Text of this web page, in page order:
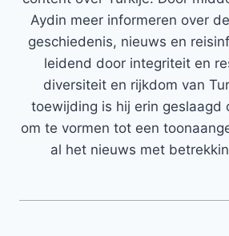
Aydin meer informeren over
geschiedenis, nieuws en
leidend door integriteit en
diversiteit en rijkdom van
toewijding is hij erin geslaagd
om te vormen tot een
al het nieuws met